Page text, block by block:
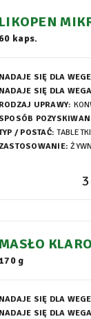
LIKOPEN
PSUŁKI 320MG
60 kaps.
NADAJE SIĘ DLA
NADAJE SIĘ DLA
RODZAJ UPRAWY:
SPOSÓB
/ POSTAĆ:
ZASTOSOWANIE:
g
NADAJE SIĘ DLA
NADAJE SIĘ DLA